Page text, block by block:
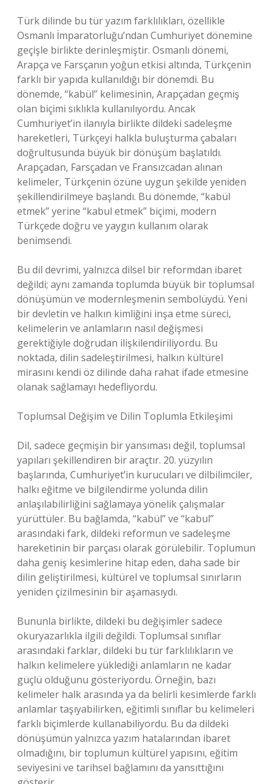
Türk dilinde bu tür yazım farklılıkları, özellikle
Osmanlı İmparatorluğu’ndan Cumhuriyet dönemine
geçişle birlikte derinleşmiştir. Osmanlı dönemi,
Arapça ve Farsçanın yoğun etkisi altında, Türkçenin
farklı bir yapıda kullanıldığı bir dönemdi. Bu
dönemde, “kabül” kelimesinin, Arapçadan geçmiş
olan biçimi sıklıkla kullanılıyordu. Ancak
Cumhuriyet’in ilanıyla birlikte dildeki sadeleşme
hareketleri, Türkçeyi halkla buluşturma çabaları
doğrultusunda büyük bir dönüşüm başlatıldı.
Arapçadan, Farsçadan ve Fransızcadan alınan
kelimeler, Türkçenin özüne uygun şekilde yeniden
şekillendirilmeye başlandı. Bu dönemde, “kabül
etmek” yerine “kabul etmek” biçimi, modern
Türkçede doğru ve yaygın kullanım olarak
benimsendi.
Bu dil devrimi, yalnızca dilsel bir reformdan ibaret
değildi; aynı zamanda toplumda büyük bir toplumsal
dönüşümün ve modernleşmenin sembolüydü. Yeni
bir devletin ve halkın kimliğini inşa etme süreci,
kelimelerin ve anlamların nasıl değişmesi
gerektiğiyle doğrudan ilişkilendiriliyordu. Bu
noktada, dilin sadeleştirilmesi, halkın kültürel
mirasını kendi öz dilinde daha rahat ifade etmesine
olanak sağlamayı hedefliyordu.
Toplumsal Değişim ve Dilin Toplumla Etkileşimi
Dil, sadece geçmişin bir yansıması değil, toplumsal
yapıları şekillendiren bir araçtır. 20. yüzyılın
başlarında, Cumhuriyet’in kurucuları ve dilbilimciler,
halkı eğitme ve bilgilendirme yolunda dilin
anlaşılabilirliğini sağlamaya yönelik çalışmalar
yürüttüler. Bu bağlamda, “kabül” ve “kabul”
arasındaki fark, dildeki reformun ve sadeleşme
hareketinin bir parçası olarak görülebilir. Toplumun
daha geniş kesimlerine hitap eden, daha sade bir
dilin geliştirilmesi, kültürel ve toplumsal sınırların
yeniden çizilmesinin bir aşamasıydı.
Bununla birlikte, dildeki bu değişimler sadece
okuryazarlıkla ilgili değildi. Toplumsal sınıflar
arasındaki farklar, dildeki bu tür farklılıkların ve
halkın kelimelere yüklediği anlamların ne kadar
güçlü olduğunu gösteriyordu. Örneğin, bazı
kelimeler halk arasında ya da belirli kesimlerde farklı
anlamlar taşıyabilirken, eğitimli sınıflar bu kelimeleri
farklı biçimlerde kullanabiliyordu. Bu da dildeki
dönüşümün yalnızca yazım hatalarından ibaret
olmadığını, bir toplumun kültürel yapısını, eğitim
seviyesini ve tarihsel bağlamını da yansıttığını